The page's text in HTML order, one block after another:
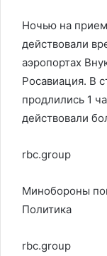
Ночью на
действовали
аэропортах
Росавиация. В
продлились 1
действовали
rbc.group
Минобороны
Политика
rbc.group